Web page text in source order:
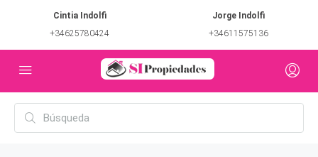
Cintia Indolfi
+34625780424
Jorge Indolfi
+34611575136